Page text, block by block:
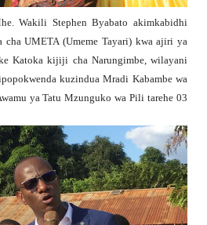
Wakili Stephen Byabato akimkabidhi
cha UMETA (Umeme Tayari) kwa ajiri ya
Katoka kijiji cha Narungimbe, wilayani
kuzindua Mradi Kabambe wa
ya Tatu Mzunguko wa Pili tarehe 03